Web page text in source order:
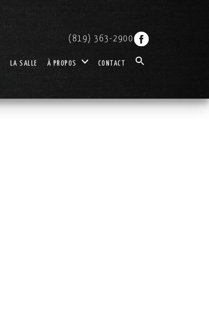
(819) 363-2900
LA SALLE À PROPOS CONTACT